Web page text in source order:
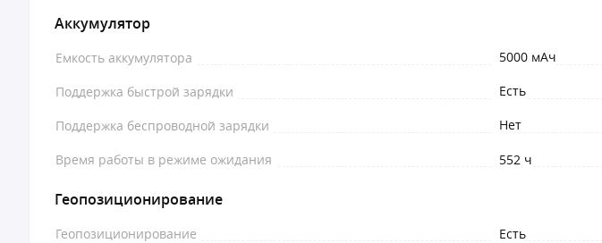
Аккумулятор
Емкость аккумулятора 5000 мАч
Поддержка быстрой зарядки Есть
Поддержка беспроводной зарядки Нет
Время работы в режиме ожидания 552 ч
Геопозиционирование
Геопозиционирование Есть